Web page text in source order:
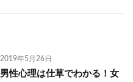
2019年5月26日
男性心理は仕草でわかる！女